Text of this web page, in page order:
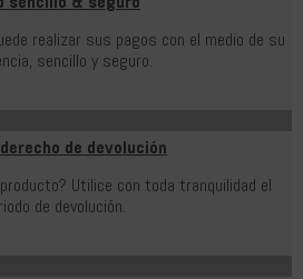
realizar sus pagos con el medio de su
sencillo y seguro.
de devolución
Utilice con toda tranquilidad el
de devolución.